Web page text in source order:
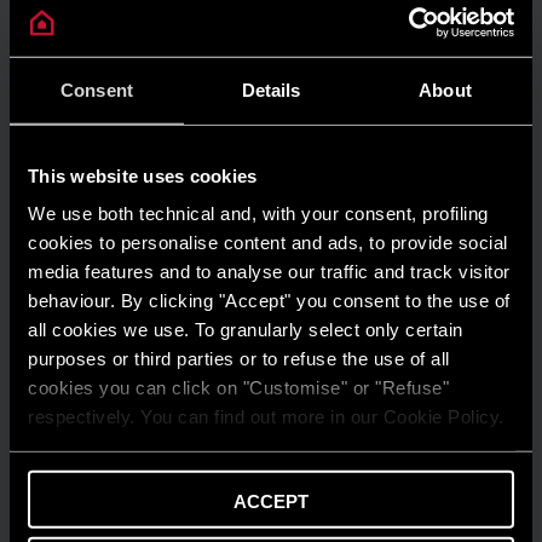
Consent Details About
This website uses cookies
We use both technical and, with your consent, profiling
cookies to personalise content and ads, to provide social
media features and to analyse our traffic and track visitor
behaviour. By clicking "Accept" you consent to the use of
all cookies we use. To granularly select only certain
purposes or third parties or to refuse the use of all
cookies you can click on "Customise" or "Refuse"
respectively. You can find out more in our Cookie Policy.
ACCEPT
INSTALARE ȘI ÎNTREȚINERE
condensare: cum funcționează? | Ariston
SFATURI ȘI RECOMANDĂRI